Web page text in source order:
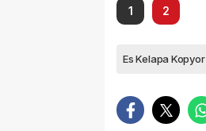
1 2
Es Kelapa Kopyor